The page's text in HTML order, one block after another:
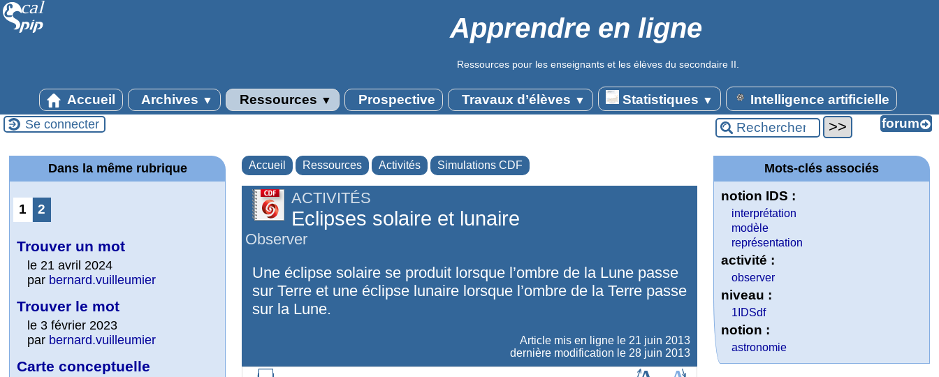
Apprendre en ligne
Ressources pour les enseignants et les élèves du secondaire II.
Accueil Archives ▼ Ressources ▼ Prospective Travaux d’élèves ▼ Statistiques ▼ Intelligence artificielle
Se connecter
Accueil Ressources Activités Simulations CDF
ACTIVITÉS
Eclipses solaire et lunaire
Observer
Une éclipse solaire se produit lorsque l’ombre de la Lune passe
sur Terre et une éclipse lunaire lorsque l’ombre de la Terre passe
sur la Lune.
Article mis en ligne le 21 juin 2013
dernière modification le 28 juin 2013
Dans la même rubrique
1 2
Trouver un mot
le 21 avril 2024
par bernard.vuilleumier
Trouver le mot
le 3 février 2023
par bernard.vuilleumier
Carte conceptuelle
Mots-clés associés
notion IDS :
interprétation
modèle
représentation
activité :
observer
niveau :
1IDSdf
notion :
astronomie